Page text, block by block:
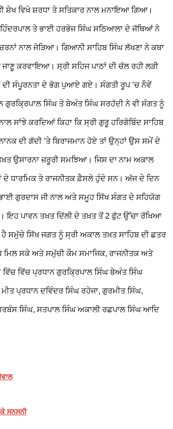
ਸ਼ੇਖ ਵਿਖੇ ਸ਼ਰਧਾ ਤੇ ਸਤਿਕਾਰ ਨਾਲ ਮਨਾਇਆ ਗਿਆ।
ਤੇ ਭਾਈ ਹਰਭੇਜ ਸਿੰਘ ਸਠਿਆਲਾ ਦੇ ਜੱਥਿਆਂ ਨੇ
ਨਾਲ ਜੋੜਿਆ। ਗਿਆਨੀ ਸਾਹਿਬ ਸਿੰਘ ਲੱਖਣਾ ਨੇ ਕਥਾ
ਕਰਵਾਇਆ। ਸ੍ਰੀ ਸਹਿਜ ਪਾਠਾਂ ਦੀ ਚੱਲ ਰਹੀ ਲੜੀ
ਦੀ ਸੰਪੂਰਨਤਾ ਦੇ ਭੋਗ ਪੁਆਏ ਗਏ। ਸੰਗਤੀ ਰੂਪ ’ਚ ਨੌਵੇਂ
ਗੁਰਕ੍ਰਿਪਾਲ ਸਿੰਘ ਤੇ ਬੇਅੰਤ ਸਿੰਘ ਸਰਹੱਦੀ ਨੇ ਵੀ ਸੰਗਤ ਨੂੰ
ਸਾਂਝੇ ਕਰਦਿਆਂ ਕਿਹਾ ਕਿ ਸ੍ਰੀ ਗੁਰੂ ਹਰਿਗੋਬਿੰਦ ਸਾਹਿਬ
ਦੀ ਗੱਦੀ ’ਤੇ ਬਿਰਾਜਮਾਨ ਹੋਏ ਤਾਂ ਉਨ੍ਹਾਂ ਉਸ ਸਮੇਂ ਦੇ
ਉਸਾਰਨਾ ਜ਼ਰੂਰੀ ਸਮਝਿਆ। ਜਿਸ ਦਾ ਨਾਮ ਅਕਾਲ
ਦੇ ਧਾਰਮਿਕ ਤੇ ਰਾਜਨੀਤਕ ਫ਼ੈਸਲੇ ਹੁੰਦੇ ਸਨ। ਅੱਜ ਦੇ ਦਿਨ
ਭਾਈ ਗੁਰਦਾਸ ਜੀ ਨਾਲ ਅਤੇ ਸਮੂਹ ਸਿੱਖ ਸੰਗਤ ਦੇ ਸਹਿਯੋਗ
ਇਹ ਪਾਵਨ ਤਖ਼ਤ ਦਿੱਲੀ ਦੇ ਤਖ਼ਤ ਤੋਂ 2 ਫੁੱਟ ਉੱਚਾ ਰੱਖਿਆ
ਸਮੁੱਚੇ ਸਿੱਖ ਜਗਤ ਨੂੰ ਸ੍ਰੀ ਅਕਾਲ ਤਖ਼ਤ ਸਾਹਿਬ ਦੀ ਛਤਰ
ਸਕੇ ਅਤੇ ਸਮੁੱਚੀ ਕੌਮ ਸਮਾਜਿਕ, ਰਾਜਨੀਤਕ ਅਤੇ
ਵਿੱਚ ਪ੍ਰਧਾਨ ਗੁਰਕ੍ਰਿਪਾਲ ਸਿੰਘ ਬੇਅੰਤ ਸਿੰਘ
ਪ੍ਰਧਾਨ ਦਵਿੰਦਰ ਸਿੰਘ ਰਹੇਜਾ, ਗੁਰਮੀਤ ਸਿੰਘ,
ਸਿੰਘ, ਸਤਪਾਲ ਸਿੰਘ ਅਕਾਲੀ ਰਛਪਾਲ ਸਿੰਘ ਆਦਿ
ਸਨਸਨੀ